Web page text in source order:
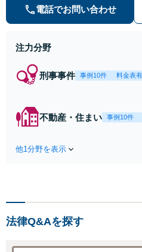
ル
電話でお問い合わせ
注力分野
刑事事件 事例10件 料金表有
不動産・住まい 事例10件
他1分野を表示
法律Q&Aを探す